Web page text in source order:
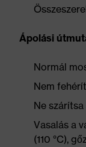
Ápolási
Normál
Nem
Ne
Vasalás a
(110 °C),